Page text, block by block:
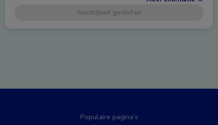
Inschrijven gesloten
Populaire pagina’s